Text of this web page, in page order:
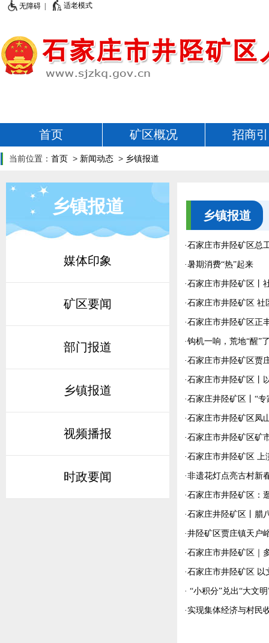
无障碍 | 适老模式
首页 矿区概况 招商
当前位置： 首页 > 新闻动态 > 乡镇报道
乡镇报道
媒体印象
矿区要闻
部门报道
乡镇报道
视频播报
时政要闻
乡镇报道
·石家庄市井陉矿区总
·暑期消费“热”起来
·石家庄市井陉矿区丨
·石家庄市井陉矿区 社
·石家庄市井陉矿区正
·钩机一响，荒地“醒”
·石家庄市井陉矿区贾
·石家庄市井陉矿区丨
·石家庄井陉矿区丨“
·石家庄市井陉矿区凤
·石家庄市井陉矿区矿
·石家庄市井陉矿区 上
·非遗花灯点亮古村新
·石家庄市井陉矿区：
·石家庄井陉矿区丨腊
·井陉矿区贾庄镇天户
·石家庄市井陉矿区｜
·石家庄市井陉矿区 以
· ​“小积分”兑出“大文
·实现集体经济与村民